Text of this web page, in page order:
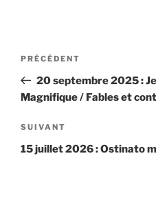
Navigation
l’article
Article
précédent
PRÉCÉDENT
20 septembre 2025 :
Magnifique / Fables et
Article
suivant
SUIVANT
15 juillet 2026 : Ostinato